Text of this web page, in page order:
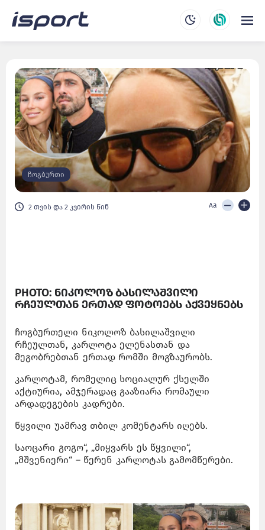
ჩოგბურთი
2 თვის და 2 კვირის წინ Aa
PHOTO: ნიკოლოზ ბასილაშვილი
რჩეულთან ერთად ფოტოებს აქვეყნებს
ჩოგბურთელი ნიკოლოზ ბასილაშვილი
რჩეულთან, კარლოტა ელენასთან და
მეგობრებთან ერთად რომში მოგზაურობს.
კარლოტამ, რომელიც სოციალურ ქსელში
აქტიურია, ამჯერადაც გააზიარა რომაული
არდადეგების კადრები.
წყვილი უამრავ თბილ კომენტარს იღებს.
საოცარი გოგო“, „მიყვარს ეს წყვილი“,
„მშვენიერი“ – წერენ კარლოტას გამომწერები.